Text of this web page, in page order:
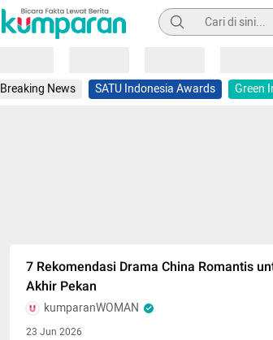
Pencarian
Breaking News SATU Indonesia Awards Green
7 Rekomendasi Drama China Romantis
Akhir Pekan
kumparanWOMAN
23 Jun 2026